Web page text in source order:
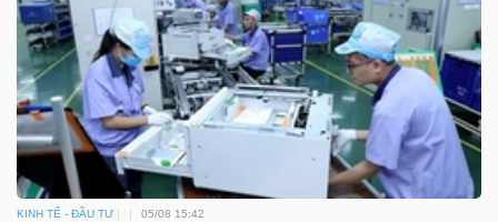
KINH TẾ - ĐẦU TƯ 05/08 15:42